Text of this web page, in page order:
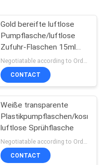
Gold bereifte luftlose
Pumpflasche/luftlose
Zufuhr-Flaschen 15ml
100ml
CONTACT
Weiße transparente
Plastikpumpflaschen/
luftlose Sprühflasche
CONTACT